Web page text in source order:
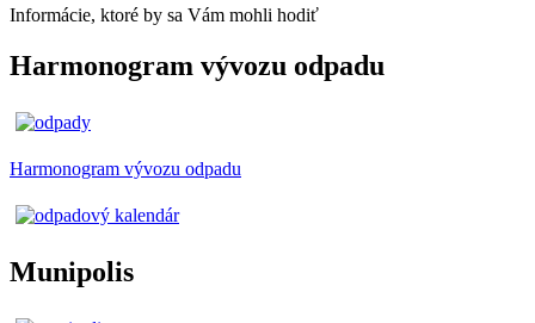
Informácie, ktoré by sa Vám mohli hodiť
Harmonogram vývozu odpadu
Harmonogram vývozu odpadu
Munipolis